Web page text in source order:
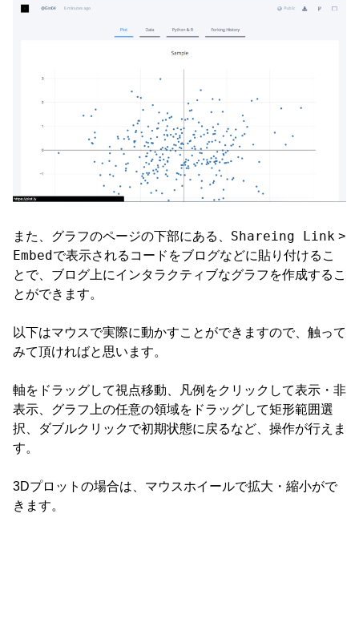
また、グラフのページの下部にある、 Shareing Link >
Embed で表示されるコードをブログなどに貼り付けるこ
とで、ブログ上にインタラクティブなグラフを作成するこ
とができます。
以下はマウスで実際に動かすことができますので、触って
みて頂ければと思います。
軸をドラッグして視点移動、凡例をクリックして表示・非
表示、グラフ上の任意の領域をドラッグして矩形範囲選
択、ダブルクリックで初期状態に戻るなど、操作が行えま
す。
3Dプロットの場合は、マウスホイールで拡大・縮小がで
きます。